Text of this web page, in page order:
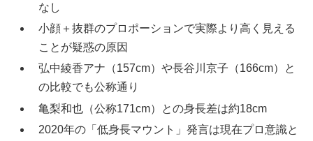
なし
小顔＋抜群のプロポーションで実際より高く見える
ことが疑惑の原因
弘中綾香アナ（157cm）や長谷川京子（166cm）と
の比較でも公称通り
亀梨和也（公称171cm）との身長差は約18cm
2020年の「低身長マウント」発言は現在プロ意識と